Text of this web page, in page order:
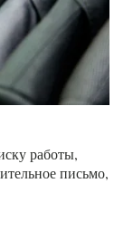
работы,
письмо,